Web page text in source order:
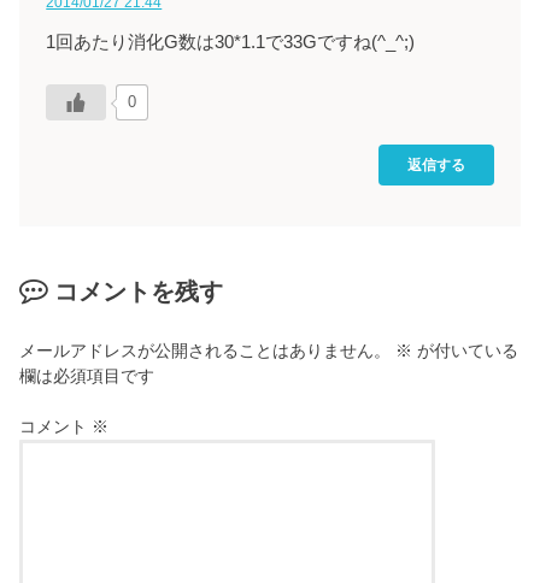
1回あたり消化G数は30*1.1で33Gですね(^_^;)
0
返信する
コメントを残す
メールアドレスが公開されることはありません。 ※ が付いている
欄は必須項目です
コメント ※